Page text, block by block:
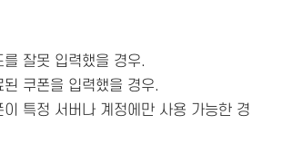
를 잘못 입력했을 경우.
된 쿠폰을 입력했을 경우.
이 특정 서버나 계정에만 사용 가능한 경